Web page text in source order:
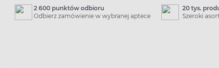
2 600 punktów odbioru
Odbierz zamówienie w wybranej aptece
20 tys.
Szeroki